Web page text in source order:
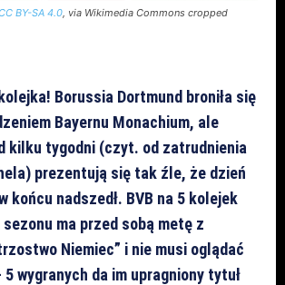
BY-SA 4.0, via Wikimedia Commons cropped
Borussia Dortmund broniła się
Bayernu Monachium, ale
kilku tygodni (czyt. od zatrudnienia
prezentują się tak źle, że dzień
końcu nadszedł. BVB na 5 kolejek
ma przed sobą metę z
Niemiec” i nie musi oglądać
wygranych da im upragniony tytuł